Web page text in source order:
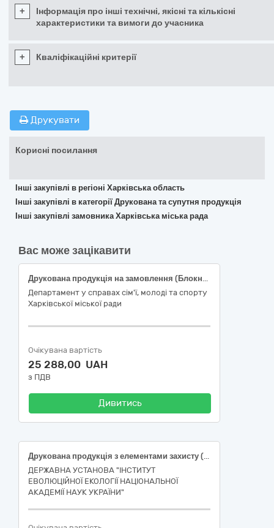
+
Інформація про інші технічні, якісні та кількісні
характеристики та вимоги до учасника
+ Кваліфікаційні критерії
Друкувати
Корисні посилання
Інші закупівлі в регіоні Харківська область
Інші закупівлі в категорії Друкована та супутня продукція
Інші закупівлі замовника Харківська міська рада
Вас може зацікавити
Друкована продукція на замовлення (Блокнот брендований, пакет паперовий брендований)
Департамент у справах сім'ї, молоді та спорту
Харківської міської ради
Очікувана вартість
25 288,00 UAH
з ПДВ
Дивитись
Друкована продукція з елементами захисту (Квитки для відвідування парку )
ДЕРЖАВНА УСТАНОВА "ІНСТИТУТ
ЕВОЛЮЦІЙНОЇ ЕКОЛОГІЇ НАЦІОНАЛЬНОЇ
АКАДЕМІЇ НАУК УКРАЇНИ"